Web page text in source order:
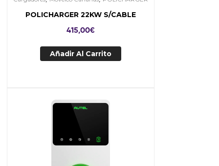
POLICHARGER 22KW S/CABLE
415,00€
Añadir Al Carrito